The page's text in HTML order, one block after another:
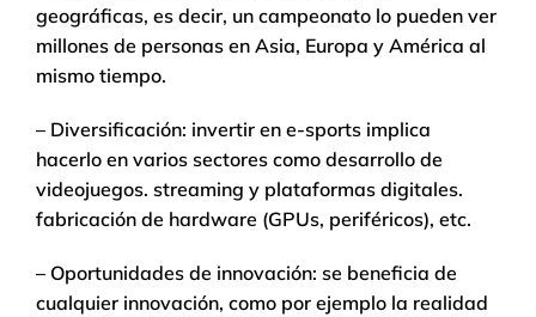
geográficas, es decir, un campeonato lo pueden ver
millones de personas en Asia, Europa y América al
mismo tiempo.
– Diversificación: invertir en e-sports implica
hacerlo en varios sectores como desarrollo de
videojuegos. streaming y plataformas digitales.
fabricación de hardware (GPUs, periféricos), etc.
– Oportunidades de innovación: se beneficia de
cualquier innovación, como por ejemplo la realidad